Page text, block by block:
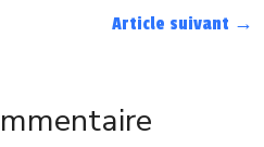
Article suivant →